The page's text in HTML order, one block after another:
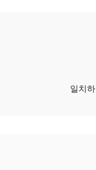
일치